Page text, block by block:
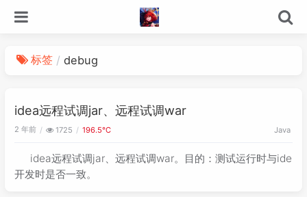
标签 debug
idea远程试调jar、远程试调war
2 年前 1725 196.5℃ Java
idea远程试调jar、远程试调war。目的：测试运行时与ide
开发时是否一致。